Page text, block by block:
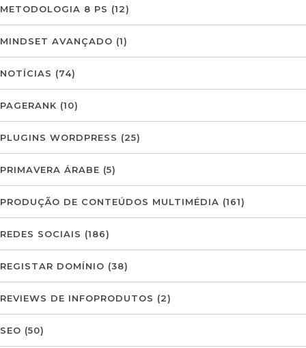
METODOLOGIA 8 PS (12)
MINDSET AVANÇADO (1)
NOTÍCIAS (74)
PAGERANK (10)
PLUGINS WORDPRESS (25)
PRIMAVERA ÁRABE (5)
PRODUÇÃO DE CONTEÚDOS MULTIMÉDIA (161)
REDES SOCIAIS (186)
REGISTAR DOMÍNIO (38)
REVIEWS DE INFOPRODUTOS (2)
SEO (50)